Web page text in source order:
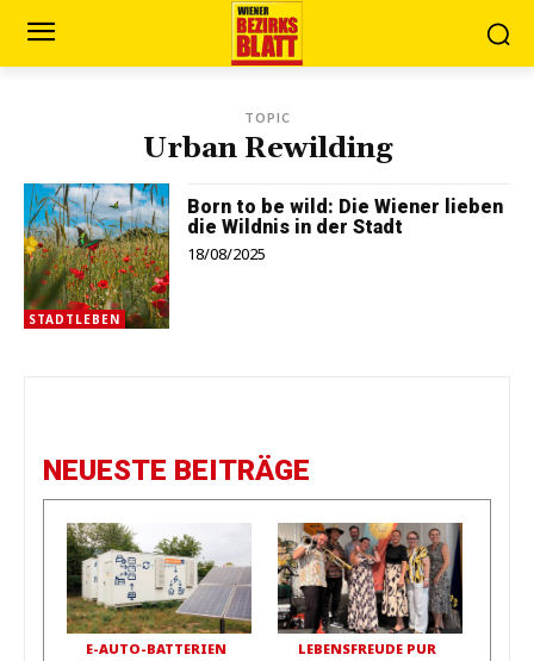
TOPIC
Urban Rewilding
STADTLEBEN
Born to be wild: Die Wiener lieben
die Wildnis in der Stadt
18/08/2025
NEUESTE BEITRÄGE
E-AUTO-BATTERIEN LEBENSFREUDE PUR